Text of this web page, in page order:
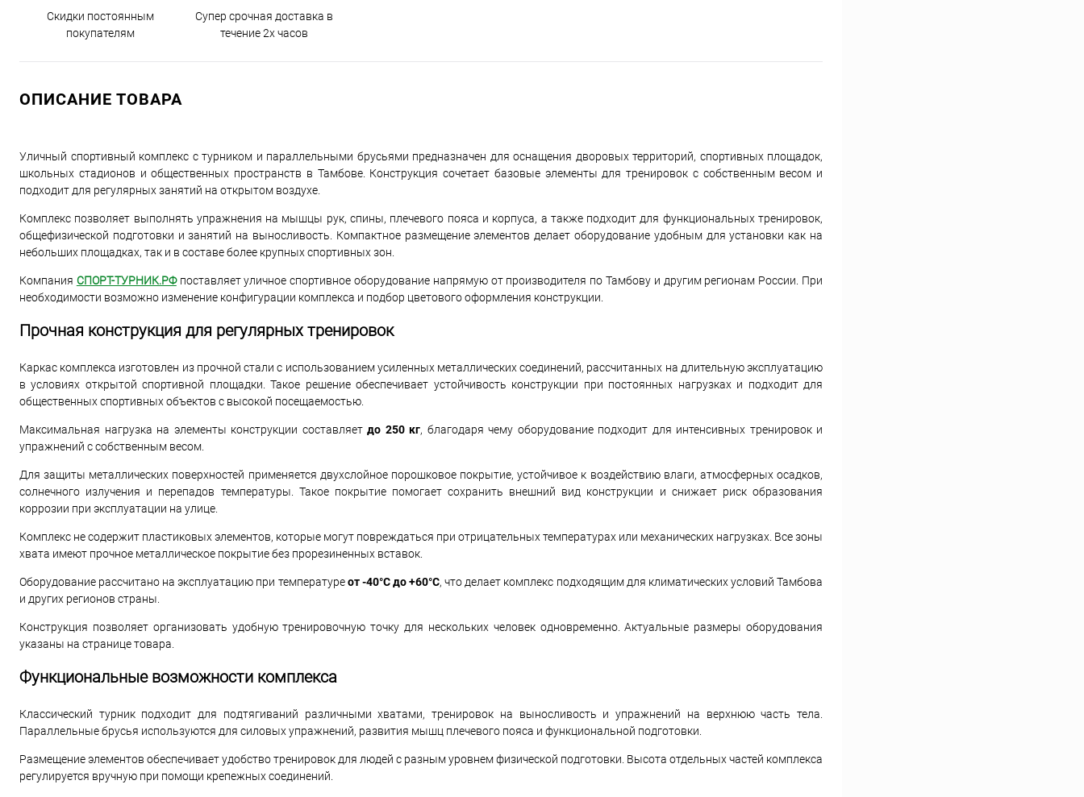
Скидки постоянным
покупателям
Супер срочная доставка в
течение 2х часов
ОПИСАНИЕ ТОВАРА
Уличный спортивный комплекс с турником и параллельными брусьями предназначен для оснащения дворовых территорий, спортивных площадок,
школьных стадионов и общественных пространств в Тамбове. Конструкция сочетает базовые элементы для тренировок с собственным весом и
подходит для регулярных занятий на открытом воздухе.
Комплекс позволяет выполнять упражнения на мышцы рук, спины, плечевого пояса и корпуса, а также подходит для функциональных тренировок,
общефизической подготовки и занятий на выносливость. Компактное размещение элементов делает оборудование удобным для установки как на
небольших площадках, так и в составе более крупных спортивных зон.
Компания СПОРТ-ТУРНИК.РФпоставляет уличное спортивное оборудование напрямую от производителя по Тамбову и другим регионам России. При
необходимости возможно изменение конфигурации комплекса и подбор цветового оформления конструкции.
Прочная конструкция для регулярных тренировок
Каркас комплекса изготовлен из прочной стали с использованием усиленных металлических соединений, рассчитанных на длительную эксплуатацию
в условиях открытой спортивной площадки. Такое решение обеспечивает устойчивость конструкции при постоянных нагрузках и подходит для
общественных спортивных объектов с высокой посещаемостью.
Максимальная нагрузка на элементы конструкции составляет до 250 кг, благодаря чему оборудование подходит для интенсивных тренировок и
упражнений с собственным весом.
Для защиты металлических поверхностей применяется двухслойное порошковое покрытие, устойчивое к воздействию влаги, атмосферных осадков,
солнечного излучения и перепадов температуры. Такое покрытие помогает сохранить внешний вид конструкции и снижает риск образования
коррозии при эксплуатации на улице.
Комплекс не содержит пластиковых элементов, которые могут повреждаться при отрицательных температурах или механических нагрузках. Все зоны
хвата имеют прочное металлическое покрытие без прорезиненных вставок.
Оборудование рассчитано на эксплуатацию при температуреот -40°C до +60°C, что делает комплекс подходящим для климатических условий Тамбова
и других регионов страны.
Конструкция позволяет организовать удобную тренировочную точку для нескольких человек одновременно. Актуальные размеры оборудования
указаны на странице товара.
Функциональные возможности комплекса
Классический турник подходит для подтягиваний различными хватами, тренировок на выносливость и упражнений на верхнюю часть тела.
Параллельные брусья используются для силовых упражнений, развития мышц плечевого пояса и функциональной подготовки.
Размещение элементов обеспечивает удобство тренировок для людей с разным уровнем физической подготовки. Высота отдельных частей комплекса
регулируется вручную при помощи крепежных соединений.